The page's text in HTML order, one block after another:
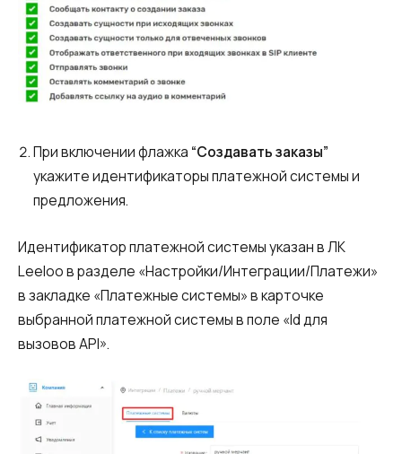
SIP TRUNK
SMS-рассылки
Международные SMS-рассылки
Голосовое приветствие
Интеграция с IP телефонией
Расширенный пакет поддержки SLA
Телефонная аналитика для бизнеса
При включении флажка “Создавать заказы”
укажите идентификаторы платежной системы и
предложения.
Идентификатор платежной системы указан в ЛК
Leeloo в разделе «Настройки/Интеграции/Платежи»
в закладке «Платежные системы» в карточке
выбранной платежной системы в поле «Id для
вызовов API».